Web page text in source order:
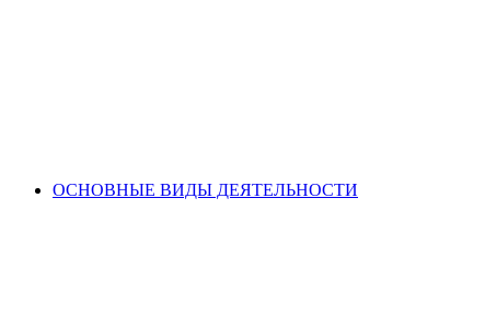
ОСНОВНЫЕ ВИДЫ ДЕЯТЕЛЬНОСТИ